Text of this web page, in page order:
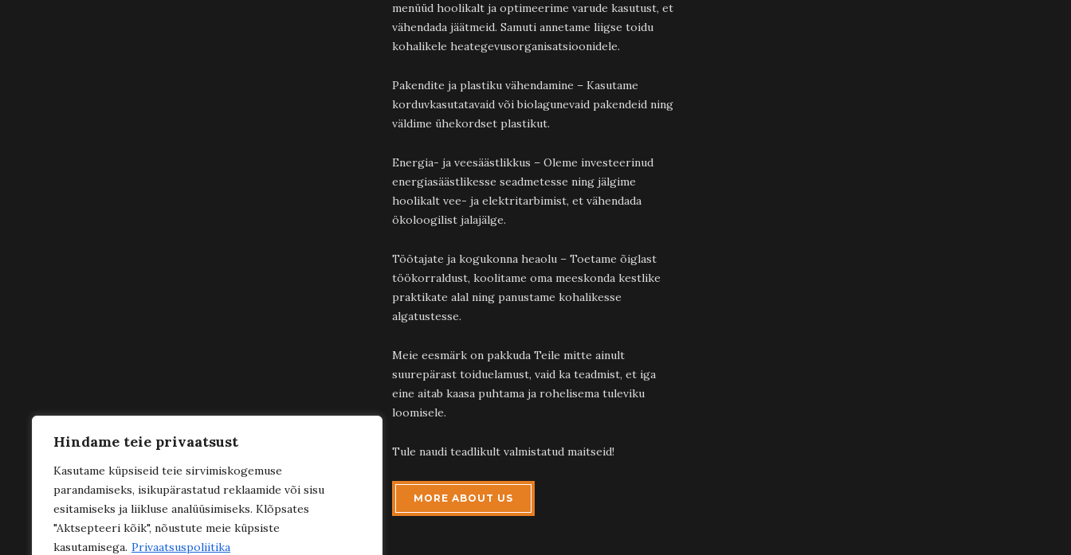
Hindame teie privaatsust
Kasutame küpsiseid teie sirvimiskogemuse
parandamiseks, isikupärastatud reklaamide või sisu
esitamiseks ja liikluse analüüsimiseks. Klõpsates
"Aktsepteeri kõik", nõustute meie küpsiste
kasutamisega. Privaatsuspoliitika
menüüd hoolikalt ja optimeerime varude kasutust, et
vähendada jäätmeid. Samuti annetame liigse toidu
kohalikele heategevusorganisatsioonidele.
Pakendite ja plastiku vähendamine – Kasutame
korduvkasutatavaid või biolagunevaid pakendeid ning
väldime ühekordset plastikut.
Energia- ja veesäästlikkus – Oleme investeerinud
energiasäästlikesse seadmetesse ning jälgime
hoolikalt vee- ja elektritarbimist, et vähendada
ökoloogilist jalajälge.
Töötajate ja kogukonna heaolu – Toetame õiglast
töökorraldust, koolitame oma meeskonda kestlike
praktikate alal ning panustame kohalikesse
algatustesse.
Meie eesmärk on pakkuda Teile mitte ainult
suurepärast toiduelamust, vaid ka teadmist, et iga
eine aitab kaasa puhtama ja rohelisema tuleviku
loomisele.
Tule naudi teadlikult valmistatud maitseid!
MORE ABOUT US